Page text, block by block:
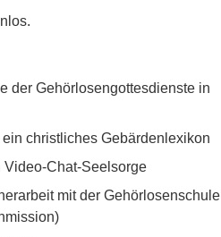
der Gehörlosengottesdienste in
ein christliches Gebärdenlexikon
Video-Chat-Seelsorge
mit der Gehörlosenschule